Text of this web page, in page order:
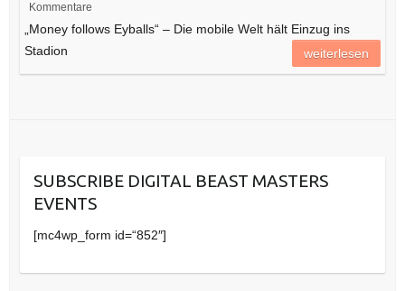
Kommentare
„Money follows Eyballs“ – Die mobile Welt hält Einzug ins
Stadion
weiterlesen
SUBSCRIBE DIGITAL BEAST MASTERS
EVENTS
[mc4wp_form id=“852″]